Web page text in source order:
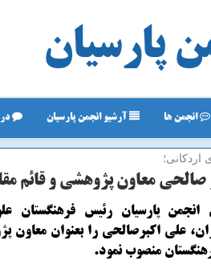
پارسیان
انجمن ها آرشیو انجمن پارسیان
اردكانی؛
صالحی معاون پژوهشی و قائم
انجمن پارسیان رئیس فرهنگستان
علی اکبرصالحی را بعنوان معاون
منصوب نمود.